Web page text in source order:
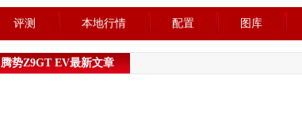
评测 本地行情 配置 图库
腾势Z9GT EV最新文章